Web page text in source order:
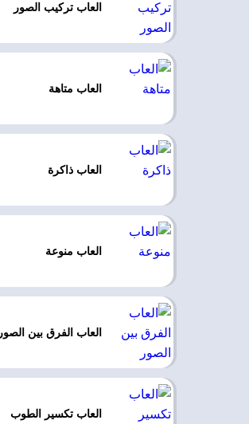
العاب تركيب الصور
العاب متاهة
العاب ذاكرة
العاب منوعة
العاب الفرق بين الصور
العاب تكسير الطوب